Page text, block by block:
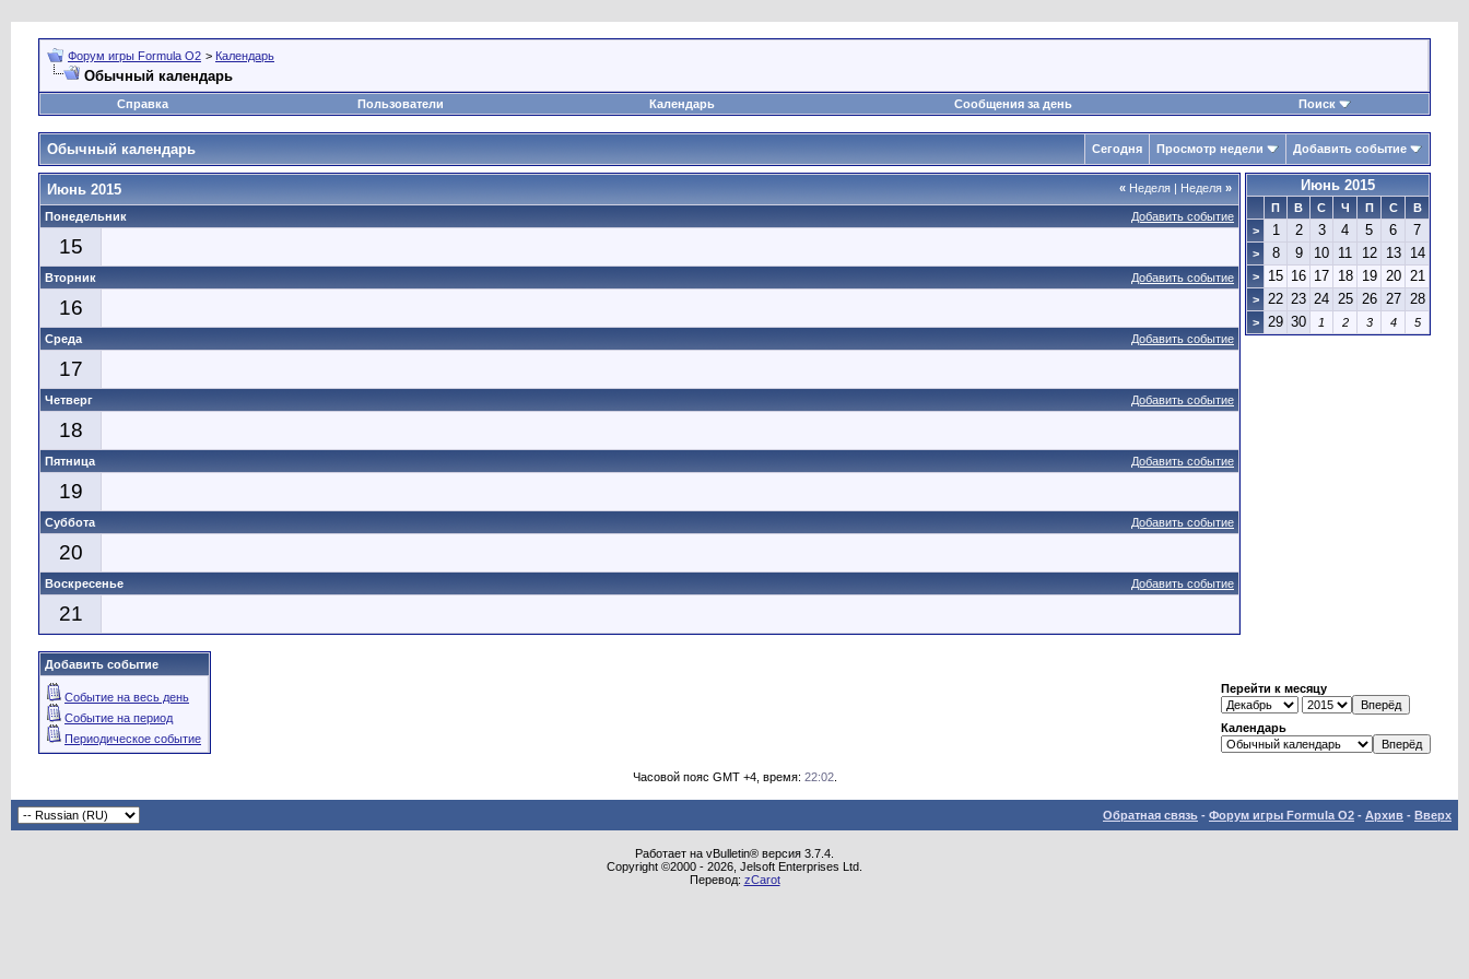
Форум игры Formula O2 > Календарь
Обычный календарь
Справка Пользователи Календарь Сообщения за день Поиск
Обычный календарь Сегодня Просмотр недели Добавить событие
« Неделя | Неделя »
Июнь 2015
Добавить событие
Понедельник
15
Добавить событие
Вторник
16
Добавить событие
Среда
17
Добавить событие
Четверг
18
Добавить событие
Пятница
19
Добавить событие
Суббота
20
Добавить событие
Воскресенье
21
Июнь 2015
П В С Ч П С
В
>
1 2 3 4 5 6 7
> 8 9 10 11 12 13 14
> 15 16 17 18 19 20 21
> 22 23 24 25 26 27 28
> 29 30 1 2 3 4 5
Добавить событие
Событие на весь день
Событие на период
Периодическое событие
Перейти к месяцу
Календарь
Часовой пояс GMT +4, время: 22:02.
Обратная связь - Форум игры Formula O2 - Архив - Вверх
Работает на vBulletin® версия 3.7.4.
Copyright ©2000 - 2026, Jelsoft Enterprises Ltd.
Перевод: zCarot